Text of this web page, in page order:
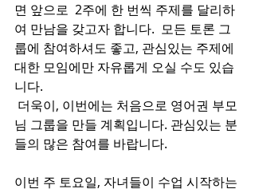
면 앞으로  2주에 한 번씩 주제를 달리하
여 만남을 갖고자 합니다.  모든 토론 그
룹에 참여하셔도 좋고, 관심있는 주제에
대한 모임에만 자유롭게 오실 수도 있습
니다.
님 그룹을 만들 계획입니다. 관심있는 분
들의 많은 참여를 바랍니다.
이번 주 토요일, 자녀들이 수업 시작하는